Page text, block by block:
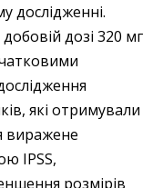
дослідженні.
дозі 320 мг
які отримували
виражене
IPSS,
розмірів